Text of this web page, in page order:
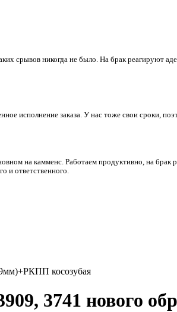
срывов никогда не было. На брак реагируют
исполнение заказа. У нас тоже свои сроки,
на камменс. Работаем продуктивно, на
и ответственного.
косозубая
3741 нового